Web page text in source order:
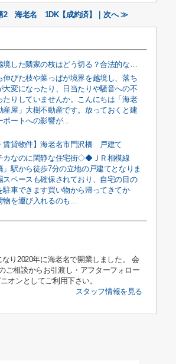
第2 海老名 1DK【成約済】｜次へ ≫
境界を越境した隣家の枝はどう切る？合法的な切り方とルールを解説
伸びた枝や葉っぱが境界を越境し、落ち
大変になったり、日当たりや騒音への不
たりしていませんか。こんにちは「海老
産屋」大樹不動産です。放っておくと建
ポートへの影響が...
賃貸物件】海老名市門沢橋 戸建て
なのに閑静な住宅街◇◆ＪＲ相模線
」駅から徒歩7分の立地の戸建てとなりま
スペースも確保されており、自宅の目の
駐車できます買い物から帰ってきてか
物を運び入れるのも...
り2020年に海老名で開業しました。 会
ご相談からお引渡し・アフターフォロー
オンとしてご利用下さい。
スタッフ情報を見る